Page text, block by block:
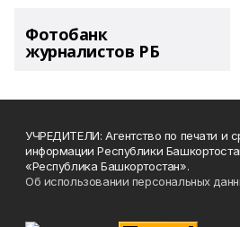
Фотобанк
журналистов РБ
УЧРЕДИТЕЛИ: Агентство по печати и
информации Республики
«Республика Башкортостан».
Об использовании персональных